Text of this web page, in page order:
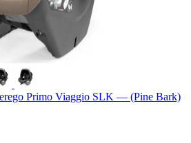
Primo Viaggio SLK — (Pine Bark)